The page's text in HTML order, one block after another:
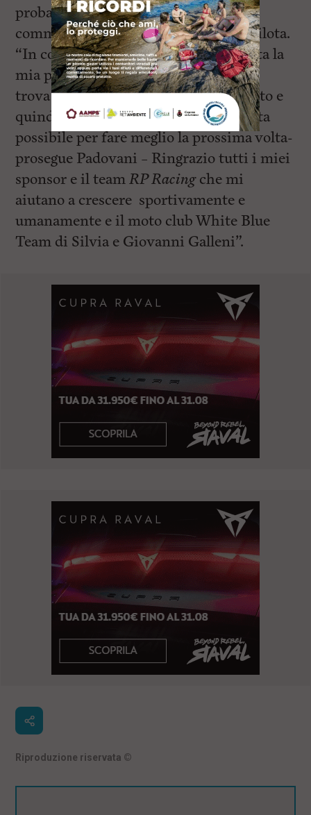
probabilmente ce l’avrei fatta”, ha
commentato al termine della gara il pilota.
“In conclusione, la gara per essere stata la
mia prima esperienza sul bagnato, mi
trova soddisfatto a metà per il risultato e
quindi dovrò tirare fuori tutta la grinta
possibile per fare meglio la prossima volta-
prosegue Padovani – Ringrazio tutti i miei
sponsor e il teamRP Racingche mi
aiutano a crescere sportivamente e
umanamente e il moto club White Blue
Team di Silvia e Giovanni Galleni”.
Riproduzione riservata ©